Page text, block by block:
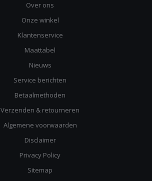
Over ons
Onze winkel
Klantenservice
Maattabel
Nieuws
Service berichten
Betaalmethoden
Verzenden & retourneren
Algemene voorwaarden
Disclaimer
Privacy Policy
Sitemap